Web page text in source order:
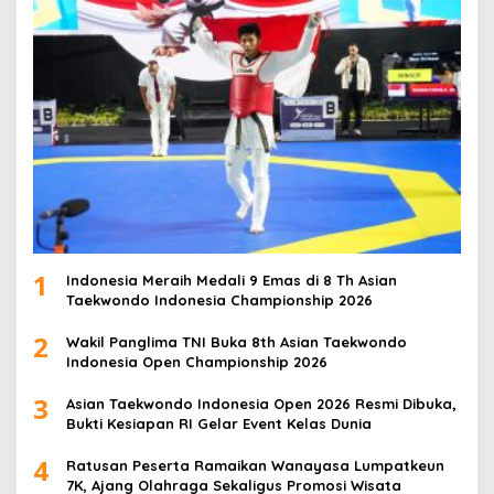
1
Indonesia Meraih Medali 9 Emas di 8 Th Asian
Taekwondo Indonesia Championship 2026
2
Wakil Panglima TNI Buka 8th Asian Taekwondo
Indonesia Open Championship 2026
3
Asian Taekwondo Indonesia Open 2026 Resmi Dibuka,
Bukti Kesiapan RI Gelar Event Kelas Dunia
4
Ratusan Peserta Ramaikan Wanayasa Lumpatkeun
7K, Ajang Olahraga Sekaligus Promosi Wisata